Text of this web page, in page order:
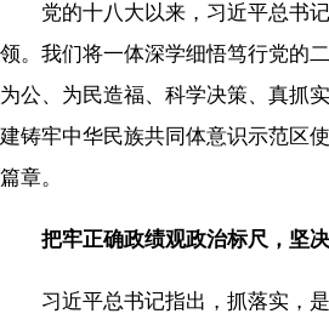
党的十八大以来，习近平总书记
领。我们将一体深学细悟笃行党的
为公、为民造福、科学决策、真抓
建铸牢中华民族共同体意识示范区
篇章。
把牢正确政绩观政治标尺，坚
习近平总书记指出，抓落实，是